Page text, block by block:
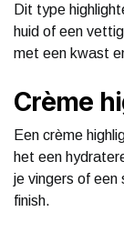
Dit type
huid of een
met een kwast
Crème
Een crème
het een
je vingers of een
finish.